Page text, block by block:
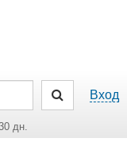
Вход
дн.